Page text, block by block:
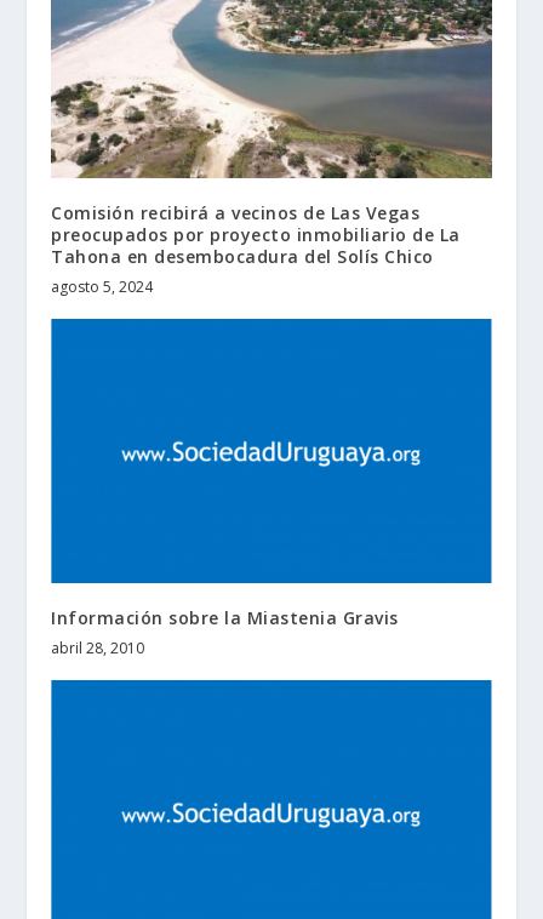
Comisión recibirá a vecinos de Las Vegas
preocupados por proyecto inmobiliario de La
Tahona en desembocadura del Solís Chico
agosto 5, 2024
Información sobre la Miastenia Gravis
abril 28, 2010